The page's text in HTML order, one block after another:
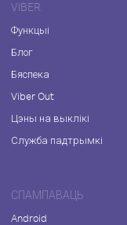
VIBER
Функцыі
Блог
Бяспека
Viber Out
Цэны на выклікі
Служба падтрымкі
СПАМПАВАЦЬ
Android